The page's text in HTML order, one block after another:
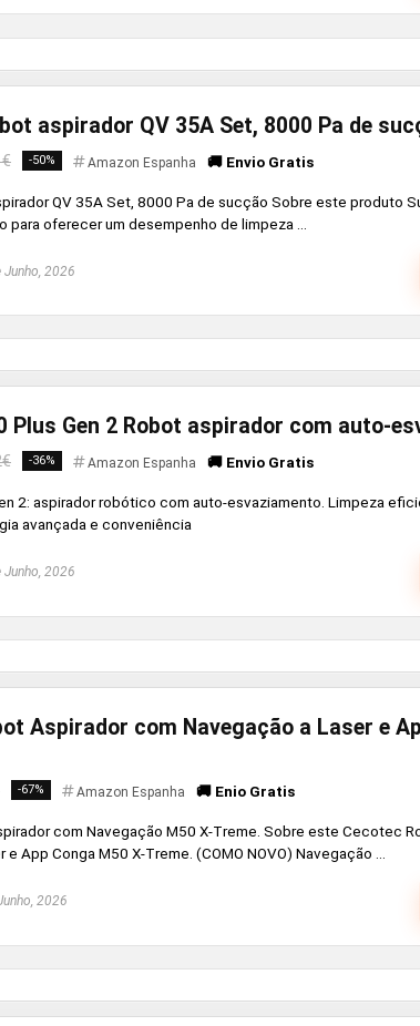
aspirador QV 35A Set, 8000 Pa de
-50% Amazon Espanha 🚚 Envio Gratis
QV 35A Set, 8000 Pa de sucção Sobre este produto
para oferecer um desempenho de limpeza ...
Junho, 2026
Plus Gen 2 Robot aspirador com auto-
-36% Amazon Espanha 🚚 Envio Gratis
2: aspirador robótico com auto-esvaziamento. Limpeza
avançada e conveniência
Junho, 2026
Aspirador com Navegação a Laser e
-67% Amazon Espanha 🚚 Enio Gratis
com Navegação M50 X-Treme. Sobre este Cecotec
App Conga M50 X-Treme. (COMO NOVO) Navegação ...
2026